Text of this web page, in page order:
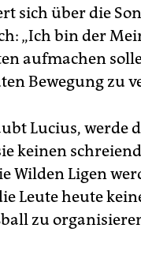
sich über die
„Ich bin der
aufmachen
Bewegung zu
Lucius, werde
keinen
Wilden Ligen
Leute heute
zu